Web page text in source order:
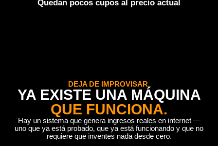
Quedan pocos cupos al precio actual
DEJA DE IMPROVISAR.
YA EXISTE UNA MÁQUINA
QUE FUNCIONA.
Hay un sistema que genera ingresos reales en internet —
uno que ya está probado, que ya está funcionando y que no
requiere que inventes nada desde cero.